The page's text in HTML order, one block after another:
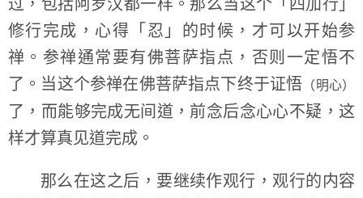
过，包括阿罗汉都一样。那么当这个「四加行」
修行完成，心得「忍」的时候，才可以开始参
禅。参禅通常要有佛菩萨指点，否则一定悟不
了。当这个参禅在佛菩萨指点下终于证悟 （明心）
了，而能够完成无间道，前念后念心心不疑，这
样才算真见道完成。
那么在这之后，要继续作观行，观行的内容